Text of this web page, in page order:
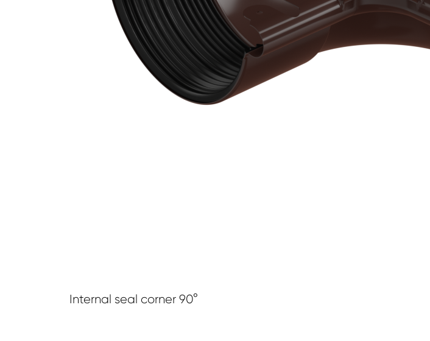
Internal seal corner 90°